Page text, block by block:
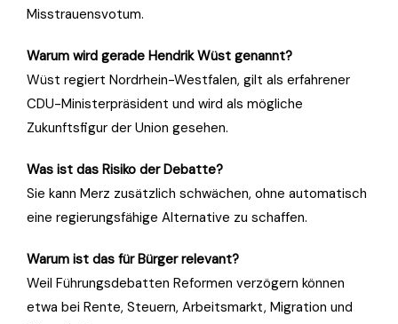
Misstrauensvotum.
Warum wird gerade Hendrik Wüst genannt?
Wüst regiert Nordrhein-Westfalen, gilt als erfahrener
CDU-Ministerpräsident und wird als mögliche
Zukunftsfigur der Union gesehen.
Was ist das Risiko der Debatte?
Sie kann Merz zusätzlich schwächen, ohne automatisch
eine regierungsfähige Alternative zu schaffen.
Warum ist das für Bürger relevant?
Weil Führungsdebatten Reformen verzögern können
etwa bei Rente, Steuern, Arbeitsmarkt, Migration und